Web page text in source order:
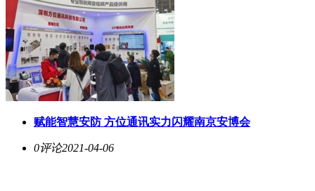
赋能智慧安防 方位通讯实力闪耀南京安博会
0评论2021-04-06